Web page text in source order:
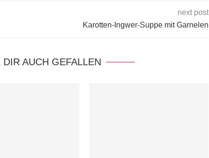
next post
Karotten-Ingwer-Suppe mit Garnelen
AUCH GEFALLEN